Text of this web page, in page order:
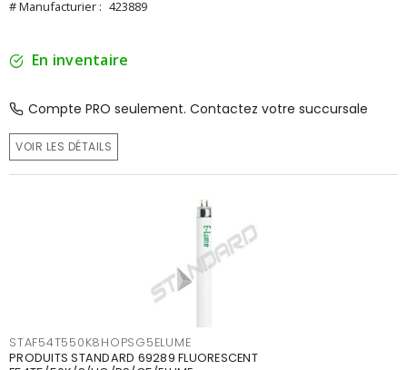
# Manufacturier : 423889
En inventaire
Compte PRO seulement. Contactez votre succursale
VOIR LES DÉTAILS
STAF54T550K8HOPSG5ELUME
PRODUITS STANDARD 69289 FLUORESCENT